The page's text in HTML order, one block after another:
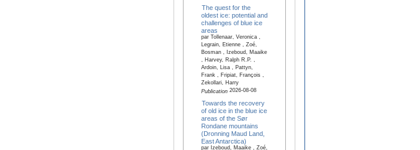
The quest for the
oldest ice: potential and
challenges of blue ice
areas
par Tollenaar, Veronica ,
Legrain, Etienne , Zoé,
Bosman , Izeboud, Maaike
, Harvey, Ralph R.P. ,
Ardoin, Lisa , Pattyn,
Frank , Fripiat, François ,
Zekollari, Harry
Publication2026-08-08
Towards the recovery
of old ice in the blue ice
areas of the Sør
Rondane mountains
(Dronning Maud Land,
East Antarctica)
par Izeboud, Maaike , Zoé,